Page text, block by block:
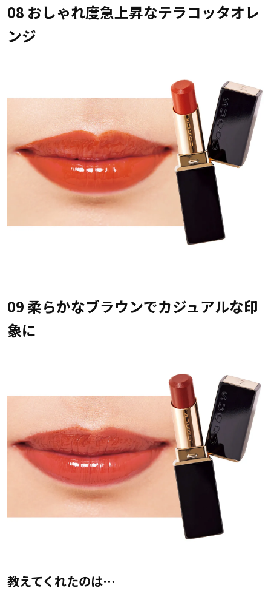
08 おしゃれ度急上昇なテラコッタオレ
ンジ
09 柔らかなブラウンでカジュアルな印
象に
教えてくれたのは…